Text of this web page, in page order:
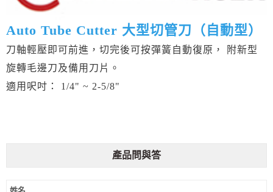
Auto Tube Cutter 大型切管刀（自動型）
刀軸輕壓即可前進，切完後可按彈簧自動復原， 附新型
旋轉毛邊刀及備用刀片。
適用呎吋： 1/4" ~ 2-5/8"
產品問與答